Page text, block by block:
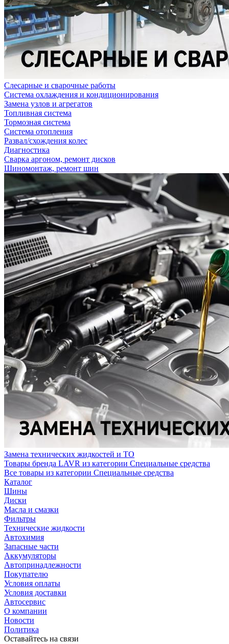
Слесарные и сварочные работы
Система охлаждения и кондиционирования
Замена узлов и агрегатов
Топливная система
Тормозная система
Система отопления
Развал/схождения колес
Диагностика
Сварка аргоном, ремонт дисков
Шиномонтаж, ремонт шин
Замена технических жидкостей и ТО
Товары бренда LAVR из категории Специальные средства
Все товары из категории Специальные средства
Каталог
Шины
Диски
Масла и смазки
Фильтры
Технические жидкости
Автохимия
Запасные части
Аккумуляторы
Автопринадлежности
Покупателю
Условия оплаты
Условия доставки
Автосервис
О компании
Новости
Политика
Оставайтесь на связи